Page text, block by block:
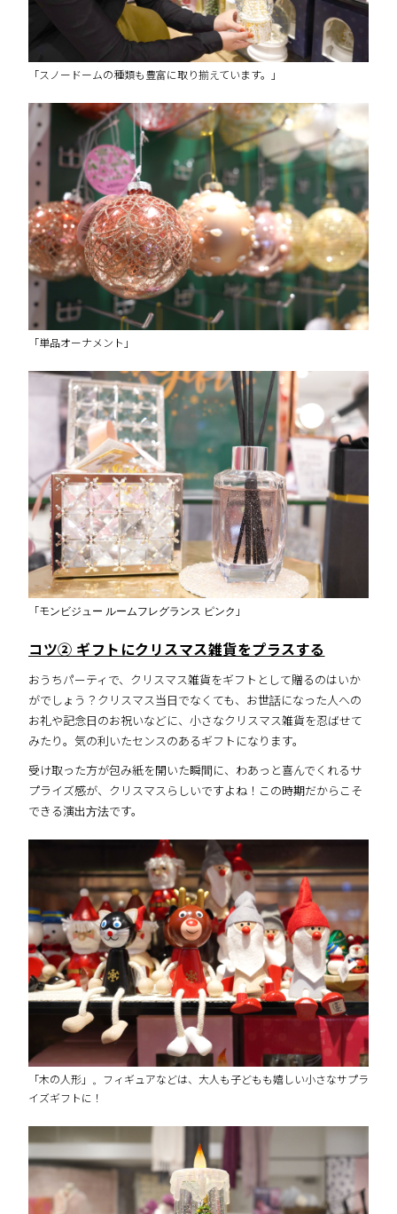
「スノードームの種類も豊富に取り揃えています。」
「単品オーナメント」
「モンビジュー ルームフレグランス ピンク」
コツ② ギフトにクリスマス雑貨をプラスする
おうちパーティで、クリスマス雑貨をギフトとして贈るのはいか
がでしょう？クリスマス当日でなくても、お世話になった人への
お礼や記念日のお祝いなどに、小さなクリスマス雑貨を忍ばせて
みたり。気の利いたセンスのあるギフトになります。
受け取った方が包み紙を開いた瞬間に、わあっと喜んでくれるサ
プライズ感が、クリスマスらしいですよね！この時期だからこそ
できる演出方法です。
「木の人形」。フィギュアなどは、大人も子どもも嬉しい小さなサプラ
イズギフトに！